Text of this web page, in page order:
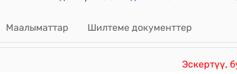
Маалыматтар Шилтеме документтер
Эскертүү,